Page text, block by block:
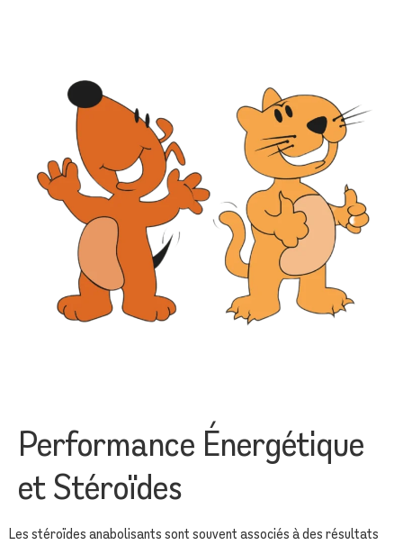
Performance Énergétique
et Stéroïdes
Les stéroïdes anabolisants sont souvent associés à des résultats